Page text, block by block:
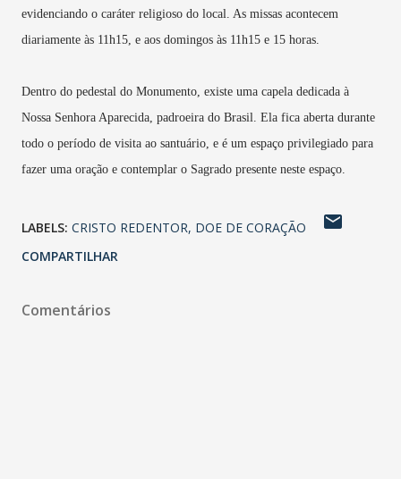
evidenciando o caráter religioso do local. As missas acontecem
diariamente às 11h15, e aos domingos às 11h15 e 15 horas.
Dentro do pedestal do Monumento, existe uma capela dedicada à
Nossa Senhora Aparecida, padroeira do Brasil. Ela fica aberta durante
todo o período de visita ao santuário, e é um espaço privilegiado para
fazer uma oração e contemplar o Sagrado presente neste espaço.
LABELS: CRISTO REDENTOR DOE DE CORAÇÃO
COMPARTILHAR
Comentários